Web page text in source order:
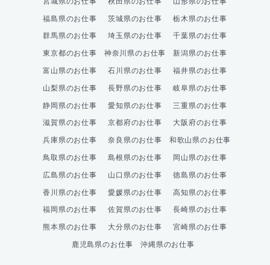
福島県のお仕事 茨城県のお仕事 栃木県のお仕事
群馬県のお仕事 埼玉県のお仕事 千葉県のお仕事
東京都のお仕事 神奈川県のお仕事 新潟県のお仕事
富山県のお仕事 石川県のお仕事 福井県のお仕事
山梨県のお仕事 長野県のお仕事 岐阜県のお仕事
静岡県のお仕事 愛知県のお仕事 三重県のお仕事
滋賀県のお仕事 京都府のお仕事 大阪府のお仕事
兵庫県のお仕事 奈良県のお仕事 和歌山県のお仕事
鳥取県のお仕事 島根県のお仕事 岡山県のお仕事
広島県のお仕事 山口県のお仕事 徳島県のお仕事
香川県のお仕事 愛媛県のお仕事 高知県のお仕事
福岡県のお仕事 佐賀県のお仕事 長崎県のお仕事
熊本県のお仕事 大分県のお仕事 宮崎県のお仕事
鹿児島県のお仕事 沖縄県のお仕事